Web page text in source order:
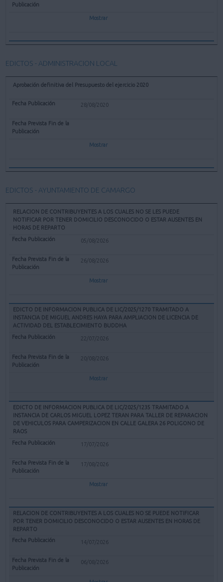
Mostrar
EDICTOS - ADMINISTRACION LOCAL
Aprobación definitiva del Presupuesto del ejercicio 2020
28/08/2020
Mostrar
EDICTOS - AYUNTAMIENTO DE CAMARGO
RELACION DE CONTRIBUYENTES A LOS CUALES NO SE LES PUEDE
NOTIFICAR POR TENER DOMICILIO DESCONOCIDO O ESTAR AUSENTES EN
HORAS DE REPARTO
05/08/2026
26/08/2026
Mostrar
EDICTO DE INFORMACION PUBLICA DE LIC/2025/1270 TRAMITADO A
INSTANCIA DE MIGUEL ANDRES HAYA PARA AMPLIACION DE LICENCIA DE
ACTIVIDAD DEL ESTABLECIMIENTO BUDDHA
22/07/2026
20/08/2026
Mostrar
EDICTO DE INFORMACION PUBLICA DE LIC/2025/1235 TRAMITADO A
INSTANCIA DE CARLOS MIGUEL LOPEZ TERAN PARA TALLER DE REPARACION
DE VEHICULOS PARA CAMPERIZACION EN CALLE GALERA 26 POLIGONO DE
RAOS
17/07/2026
17/08/2026
Mostrar
RELACION DE CONTRIBUYENTES A LOS CUALES NO SE PUEDE NOTIFICAR
POR TENER DOMICILIO DESCONOCIDO O ESTAR AUSENTES EN HORAS DE
REPARTO
14/07/2026
06/08/2026